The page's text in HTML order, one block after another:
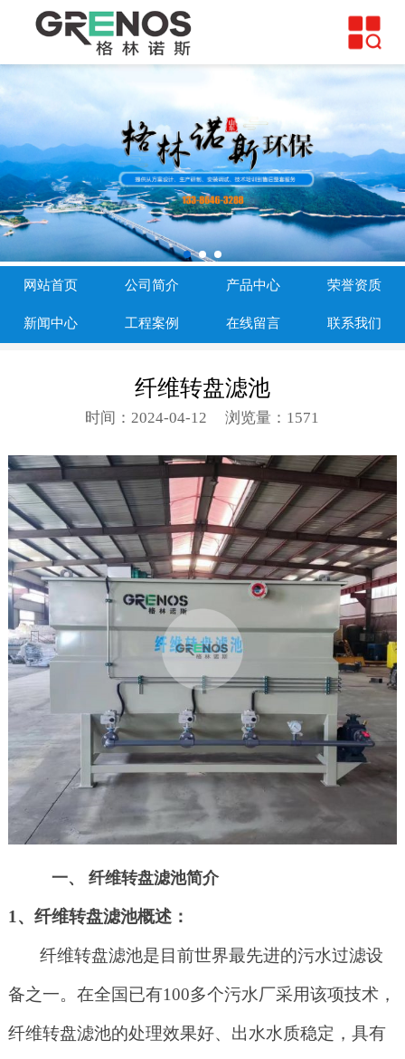
公司简介
荣誉资质
新闻中心
工程案例
联系我们
网站首页 公司简介 产品中心 荣誉资质
新闻中心 工程案例 在线留言 联系我们
纤维转盘滤池
时间：2024-04-12 浏览量：1571
一、 纤维转盘滤池简介
1、纤维转盘滤池概述：
纤维转盘滤池是目前世界最先进的污水过滤设
备之一。在全国已有100多个污水厂采用该项技术，
纤维转盘滤池的处理效果好、出水水质稳定，具有